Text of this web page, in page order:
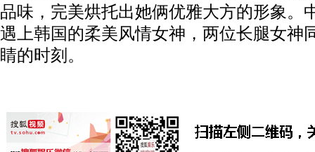
品味，完美烘托出她俩优雅大方的形象。
遇上韩国的柔美风情女神，两位长腿女神
睛的时刻。